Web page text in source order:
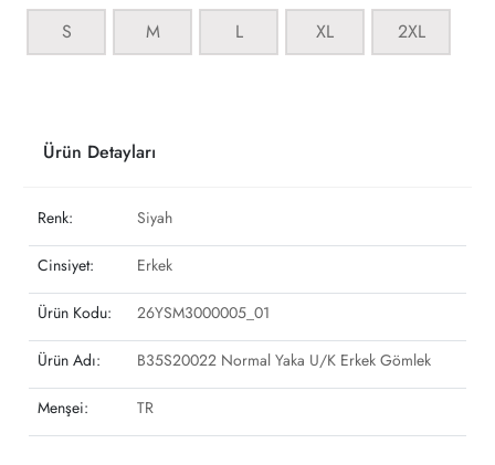
S M L XL 2XL
Ürün Detayları
Renk: Siyah
Cinsiyet: Erkek
Ürün Kodu: 26YSM3000005_01
Ürün Adı: B35S20022 Normal Yaka U/K Erkek Gömlek
Menşei: TR